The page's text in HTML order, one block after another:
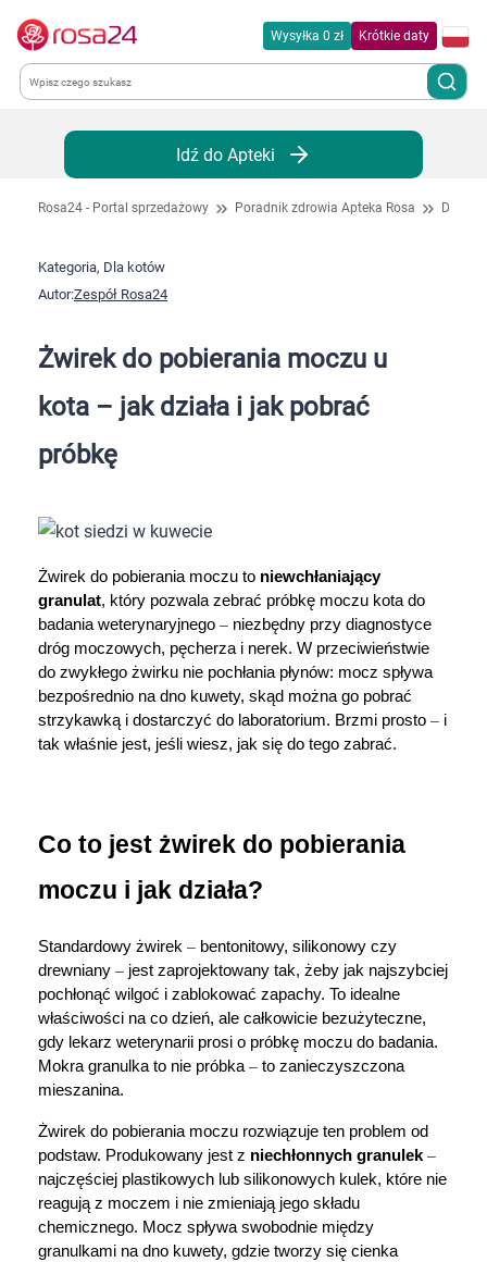
Wysyłka 0 zł Krótkie daty
Kategorie
Chemia gospodarcza
Dla zwierząt
Kosmetyki
Mężczyzna
Zdrowy styl życia
Motoryzacja
Grupy produktowe
Marki
Idź do Apteki
Rosa24 - Portal sprzedażowy Poradnik zdrowia Apteka Rosa Dla
Kategoria, Dla kotów
Autor:Zespół Rosa24
Żwirek do pobierania moczu u
kota – jak działa i jak pobrać
próbkę
Żwirek do pobierania moczu to niewchłaniający
granulat, który pozwala zebrać próbkę moczu kota do
badania weterynaryjnego – niezbędny przy diagnostyce
dróg moczowych, pęcherza i nerek. W przeciwieństwie
do zwykłego żwirku nie pochłania płynów: mocz spływa
bezpośrednio na dno kuwety, skąd można go pobrać
strzykawką i dostarczyć do laboratorium. Brzmi prosto – i
tak właśnie jest, jeśli wiesz, jak się do tego zabrać.
Co to jest żwirek do pobierania
moczu i jak działa?
Standardowy żwirek – bentonitowy, silikonowy czy
drewniany – jest zaprojektowany tak, żeby jak najszybciej
pochłonąć wilgoć i zablokować zapachy. To idealne
właściwości na co dzień, ale całkowicie bezużyteczne,
gdy lekarz weterynarii prosi o próbkę moczu do badania.
Mokra granulka to nie próbka – to zanieczyszczona
mieszanina.
Żwirek do pobierania moczu rozwiązuje ten problem od
podstaw. Produkowany jest z niechłonnych granulek –
najczęściej plastikowych lub silikonowych kulek, które nie
reagują z moczem i nie zmieniają jego składu
chemicznego. Mocz spływa swobodnie między
granulkami na dno kuwety, gdzie tworzy się cienka